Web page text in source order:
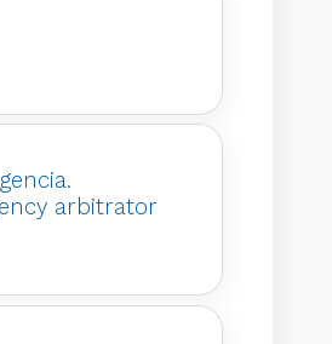
arbitrator